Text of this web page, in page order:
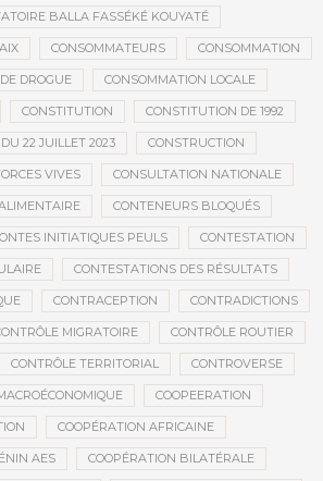
BALLA FASSÉKÉ KOUYATÉ
CONSOMMATEURS CONSOMMATION
DROGUE CONSOMMATION LOCALE
CONSTITUTION CONSTITUTION DE 1992
22 JUILLET 2023 CONSTRUCTION
VIVES CONSULTATION NATIONALE
CONTENEURS BLOQUÉS
INITIATIQUES PEULS CONTESTATION
CONTESTATIONS DES RÉSULTATS
CONTRACEPTION CONTRADICTIONS
MIGRATOIRE CONTRÔLE ROUTIER
CONTRÔLE TERRITORIAL CONTROVERSE
COOPEERATION
COOPÉRATION AFRICAINE
AES COOPÉRATION BILATÉRALE